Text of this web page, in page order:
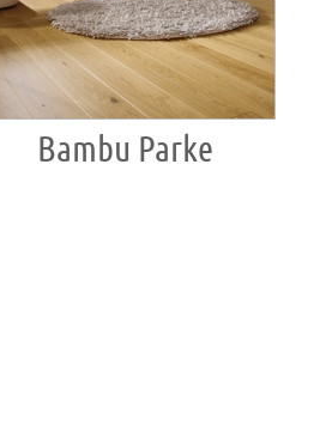
Bambu Parke